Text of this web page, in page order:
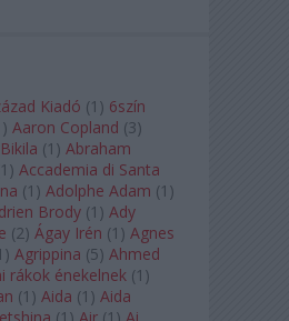
Kiadó (1 ) 6szín
) Aaron Copland (3)
Bikila (1 ) Abraham
1 ) Accademia di Santa
(1 ) Adolphe Adam (1 )
Brody (1 ) Ady
(2) Ágay Irén (1 ) Agnes
) Agrippina (5) Ahmed
rákok énekelnek (1 )
(1 ) Aida (1 ) Aida